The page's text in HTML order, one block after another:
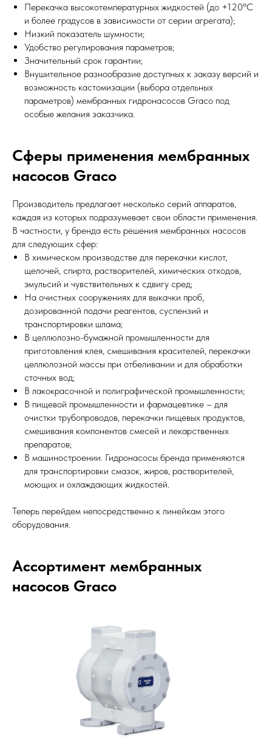
Перекачка высокотемпературных жидкостей (до +120ºС
и более градусов в зависимости от серии агрегата);
Низкий показатель шумности;
Удобство регулирования параметров;
Значительный срок гарантии;
Внушительное разнообразие доступных к заказу версий и
возможность кастомизации (выбора отдельных
параметров) мембранных гидронасосов Graco под
особые желания заказчика.
Сферы применения мембранных
насосов Graco
Производитель предлагает несколько серий аппаратов,
каждая из которых подразумевает свои области применения.
В частности, у бренда есть решения мембранных насосов
для следующих сфер:
В химическом производстве для перекачки кислот,
щелочей, спирта, растворителей, химических отходов,
эмульсий и чувствительных к сдвигу сред;
На очистных сооружениях для выкачки проб,
дозированной подачи реагентов, суспензий и
транспортировки шлама;
В целлюлозно-бумажной промышленности для
приготовления клея, смешивания красителей, перекачки
целлюлозной массы при отбеливании и для обработки
сточных вод;
В лакокрасочной и полиграфической промышленности;
В пищевой промышленности и фармацевтике – для
очистки трубопроводов, перекачки пищевых продуктов,
смешивания компонентов смесей и лекарственных
препаратов;
В машиностроении. Гидронасосы бренда применяются
для транспортировки смазок, жиров, растворителей,
моющих и охлаждающих жидкостей.
Теперь перейдем непосредственно к линейкам этого
оборудования.
Ассортимент мембранных
насосов Graco